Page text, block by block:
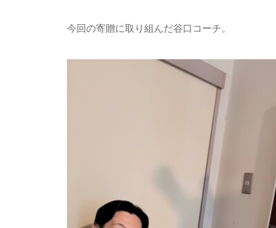
今回の寄贈に取り組んだ谷口コーチ。